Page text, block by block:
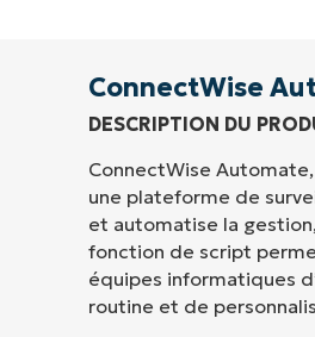
ConnectWise
DESCRIPTION DU
ConnectWise
une plateforme de
et automatise la
fonction de script
équipes informatiques
routine et de
Company